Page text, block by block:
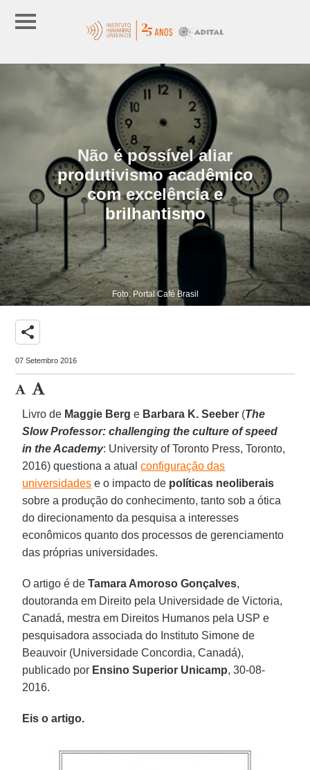
Não é possível aliar
produtivismo acadêmico
com excelência e
brilhantismo
Foto: Portal Café Brasil
share
07 Setembro 2016
Livro de Maggie Berg e Barbara K. Seeber (The
Slow Professor: challenging the culture of speed
in the Academy: University of Toronto Press, Toronto,
2016) questiona a atualconfiguração das
universidades e o impacto de políticas neoliberais
sobre a produção do conhecimento, tanto sob a ótica
do direcionamento da pesquisa a interesses
econômicos quanto dos processos de gerenciamento
das próprias universidades.
O artigo é deTamara Amoroso Gonçalves,
doutoranda em Direito pela Universidade de Victoria,
Canadá, mestra em Direitos Humanos pela USP e
pesquisadora associada do Instituto Simone de
Beauvoir (Universidade Concordia, Canadá),
publicado por Ensino Superior Unicamp, 30-08-
2016.
Eis o artigo.